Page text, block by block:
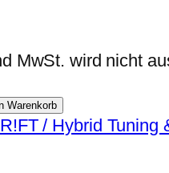
MwSt. wird nicht
Warenkorb
/ Hybrid Tuning